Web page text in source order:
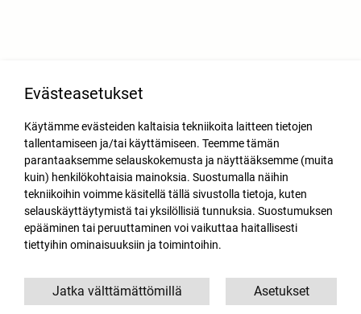
Evästeasetukset
Käytämme evästeiden kaltaisia tekniikoita laitteen tietojen
tallentamiseen ja/tai käyttämiseen. Teemme tämän
parantaaksemme selauskokemusta ja näyttääksemme (muita
kuin) henkilökohtaisia mainoksia. Suostumalla näihin
tekniikoihin voimme käsitellä tällä sivustolla tietoja, kuten
selauskäyttäytymistä tai yksilöllisiä tunnuksia. Suostumuksen
epääminen tai peruuttaminen voi vaikuttaa haitallisesti
tiettyihin ominaisuuksiin ja toimintoihin.
Asetukset
Jatka välttämättömillä